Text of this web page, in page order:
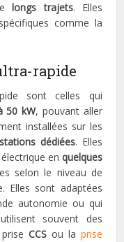
longs trajets. Elles
comme la
rapide
sont celles qui
50 kW, pouvant aller
installées sur les
stations dédiées. Elles
en quelques
selon le niveau de
Elles sont adaptées
autonomie ou qui
souvent des
CCSou la prise